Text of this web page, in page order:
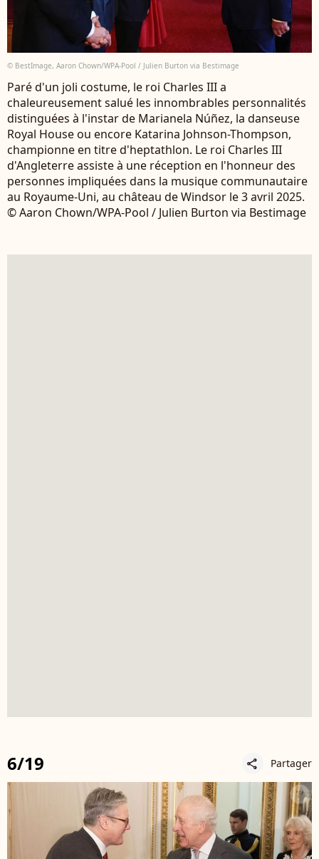
© BestImage, Aaron Chown/WPA-Pool / Julien Burton via Bestimage
Paré d'un joli costume, le roi Charles III a
chaleureusement salué les innombrables personnalités
distinguées à l'instar de Marianela Núñez, la danseuse
Royal House ou encore Katarina Johnson-Thompson,
championne en titre d'heptathlon. Le roi Charles III
d'Angleterre assiste à une réception en l'honneur des
personnes impliquées dans la musique communautaire
au Royaume-Uni, au château de Windsor le 3 avril 2025.
© Aaron Chown/WPA-Pool / Julien Burton via Bestimage
6/19 share Partager